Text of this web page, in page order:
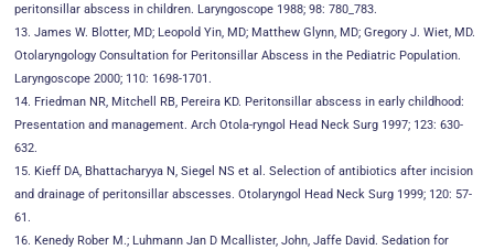
peritonsillar abscess in children. Laryngoscope 1988; 98: 780_783.
13. James W. Blotter, MD; Leopold Yin, MD; Matthew Glynn, MD; Gregory J. Wiet, MD.
Otolaryngology Consultation for Peritonsillar Abscess in the Pediatric Population.
Laryngoscope 2000; 110: 1698-1701.
14. Friedman NR, Mitchell RB, Pereira KD. Peritonsillar abscess in early childhood:
Presentation and management. Arch Otola-ryngol Head Neck Surg 1997; 123: 630-
632.
15. Kieff DA, Bhattacharyya N, Siegel NS et al. Selection of antibiotics after incision
and drainage of peritonsillar abscesses. Otolaryngol Head Neck Surg 1999; 120: 57-
61.
16. Kenedy Rober M.; Luhmann Jan D Mcallister, John, Jaffe David. Sedation for